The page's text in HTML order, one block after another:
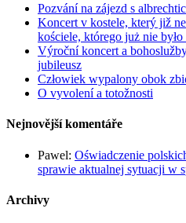
Pozvání na zájezd s
Koncert v kostele, který již
kościele, którego już nie było
Výroční koncert a
jubileusz
Człowiek wypalony obok
O vyvolení a totožnosti
Nejnovější komentáře
Pawel: Oświadczenie
sprawie aktualnej sytuacji w
Archivy